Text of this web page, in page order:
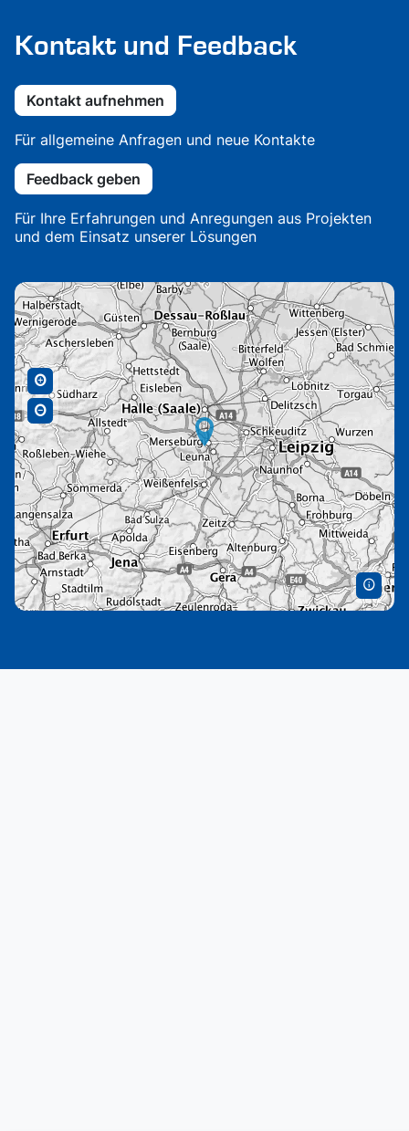
Kontakt und Feedback
Kontakt aufnehmen
Für allgemeine Anfragen und neue Kontakte
Feedback geben
Für Ihre Erfahrungen und Anregungen aus Projekten
und dem Einsatz unserer Lösungen